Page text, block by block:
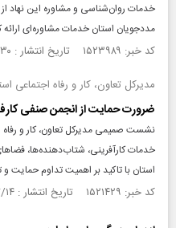
مددجویان استان خدمات مشاوره‌ای
کد خبر: ۱۵۲۳۹۸۹ تاریخ انتشار : ۱۴۰۴/۰۷/۳۰
مدیرکل تعاون، کار و رفاه اجتماعی
ضرورت حمایت از انجمن صنفی
نشست صمیمی مدیرکل تعاون، کار و رفاه
خدمات کارآفرینی، شتاب‌دهنده‌ها،
استان با تاکید بر اهمیت تداوم حمایت
کد خبر: ۱۵۲۱۴۲۹ تاریخ انتشار : ۱۴۰۴/۰۷/۱۴